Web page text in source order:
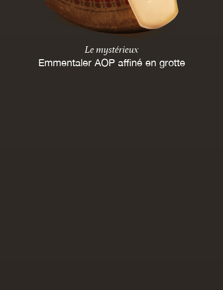
Le mystérieux
Emmentaler AOP affiné en grotte